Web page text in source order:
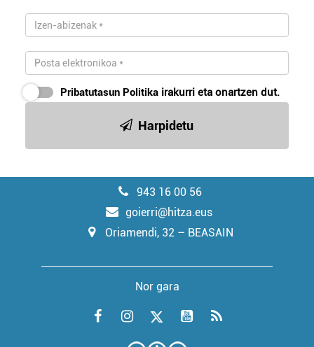
Pribatutasun Politika irakurri eta onartzen dut.
Harpidetu
943 16 00 56
goierri@hitza.eus
Oriamendi, 32 – BEASAIN
Nor gara